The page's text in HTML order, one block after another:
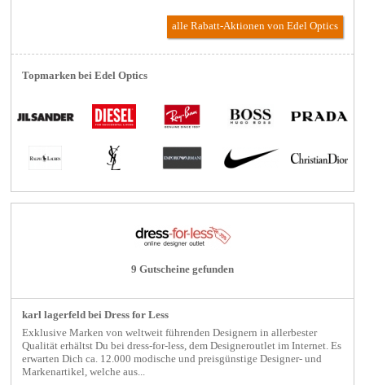
alle Rabatt-Aktionenvon Edel Optics
Topmarken bei Edel Optics
9 Gutscheine gefunden
karl lagerfeld bei Dress for Less
Exklusive Marken von weltweit führenden Designern in allerbester
Qualität erhältst Du bei dress-for-less, dem Designeroutlet im Internet. Es
erwarten Dich ca. 12.000 modische und preisgünstige Designer- und
Markenartikel, welche aus...